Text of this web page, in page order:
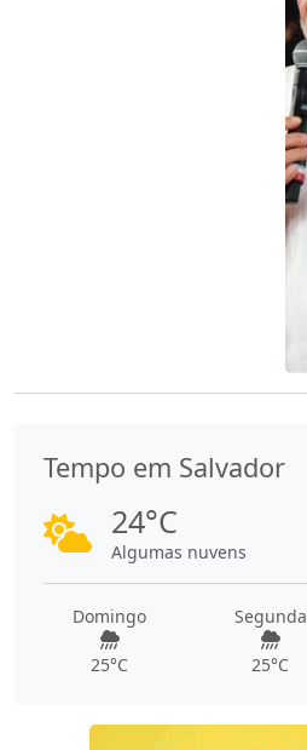
Tempo em Salvador
24°C
Algumas nuvens
Domingo
25°C
Segunda
25°C